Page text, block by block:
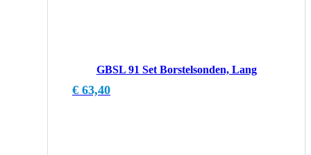
GBSL 91 Set Borstelsonden, Lang
€ 63,40